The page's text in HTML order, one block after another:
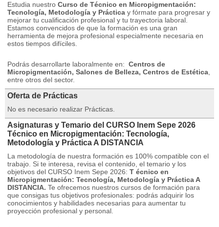
Estudia nuestro Curso de Técnico en Micropigmentación:
Tecnología, Metodología y Práctica y fórmate para progresar y
mejorar tu cualificación profesional y tu trayectoria laboral.
Estamos convencidos de que la formación es una gran
herramienta de mejora profesional especialmente necesaria en
estos tiempos difíciles.
Podrás desarrollarte laboralmente en: Centros de
Micropigmentación, Salones de Belleza, Centros de Estética
entre otros del sector.
Oferta de Prácticas
No es necesario realizar Prácticas.
Asignaturas y Temario del CURSO Inem Sepe 2026
Técnico en Micropigmentación: Tecnología,
Metodología y Práctica A DISTANCIA
La metodología de nuestra formación es 100% compatible con el
trabajo. Si te interesa, revisa el contenido, el temario y los
objetivos del CURSO Inem Sepe 2026: T écnico en
Micropigmentación: Tecnología, Metodología y Práctica A
DISTANCIA. Te ofrecemos nuestros cursos de formación para
que consigas tus objetivos profesionales: podrás adquirir los
conocimientos y habilidades necesarias para aumentar tu
proyección profesional y personal.